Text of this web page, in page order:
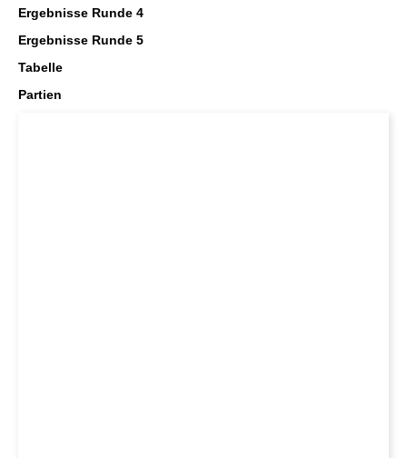
Ergebnisse Runde 4
Ergebnisse Runde 5
Tabelle
Partien